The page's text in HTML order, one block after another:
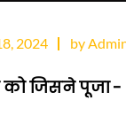
2024 by
जिसने पूजा -